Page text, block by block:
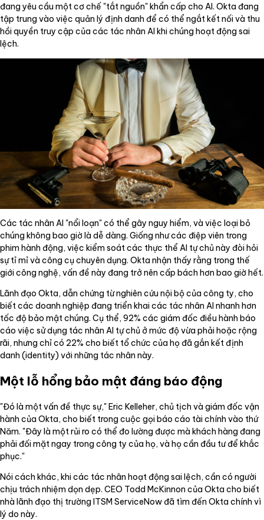
đang yêu cầu một cơ chế "tắt nguồn" khẩn cấp cho AI. Okta đang
tập trung vào việc quản lý định danh để có thể ngắt kết nối và thu
hồi quyền truy cập của các tác nhân AI khi chúng hoạt động sai
lệch.
Các tác nhân AI "nổi loạn" có thể gây nguy hiểm, và việc loại bỏ
chúng không bao giờ là dễ dàng. Giống như các điệp viên trong
phim hành động, việc kiểm soát các thực thể AI tự chủ này đòi hỏi
sự tỉ mỉ và công cụ chuyên dụng. Okta nhận thấy rằng trong thế
giới công nghệ, vấn đề này đang trở nên cấp bách hơn bao giờ hết.
Lãnh đạo Okta, dẫn chứng từ nghiên cứu nội bộ của công ty, cho
biết các doanh nghiệp đang triển khai các tác nhân AI nhanh hơn
tốc độ bảo mật chúng. Cụ thể, 92% các giám đốc điều hành báo
cáo việc sử dụng tác nhân AI tự chủ ở mức độ vừa phải hoặc rộng
rãi, nhưng chỉ có 22% cho biết tổ chức của họ đã gắn kết định
danh (identity) với những tác nhân này.
Một lỗ hổng bảo mật đáng báo động
"Đó là một vấn đề thực sự," Eric Kelleher, chủ tịch và giám đốc vận
hành của Okta, cho biết trong cuộc gọi báo cáo tài chính vào thứ
Năm. "Đây là một rủi ro có thể đo lường được mà khách hàng đang
phải đối mặt ngay trong công ty của họ, và họ cần đầu tư để khắc
phục."
Nói cách khác, khi các tác nhân hoạt động sai lệch, cần có người
chịu trách nhiệm dọn dẹp. CEO Todd McKinnon của Okta cho biết
nhà lãnh đạo thị trường ITSM ServiceNow đã tìm đến Okta chính vì
lý do này.